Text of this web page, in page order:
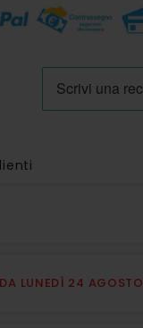
LUNEDÌ 24 AGOSTO